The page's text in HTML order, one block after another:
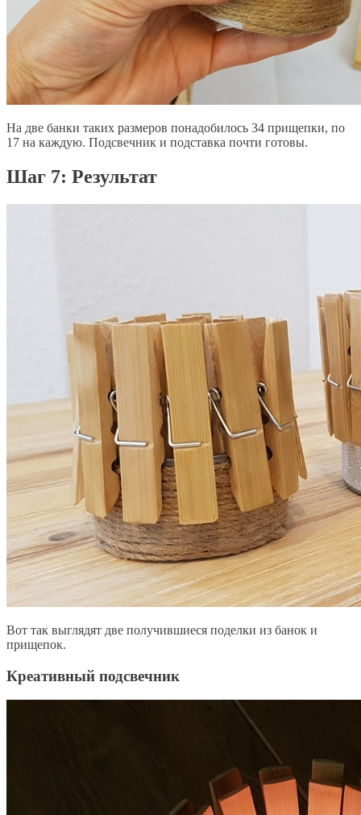
На две банки таких размеров понадобилось 34 прищепки, по
17 на каждую. Подсвечник и подставка почти готовы.
Шаг 7: Результат
Вот так выглядят две получившиеся поделки из банок и
прищепок.
Креативный подсвечник